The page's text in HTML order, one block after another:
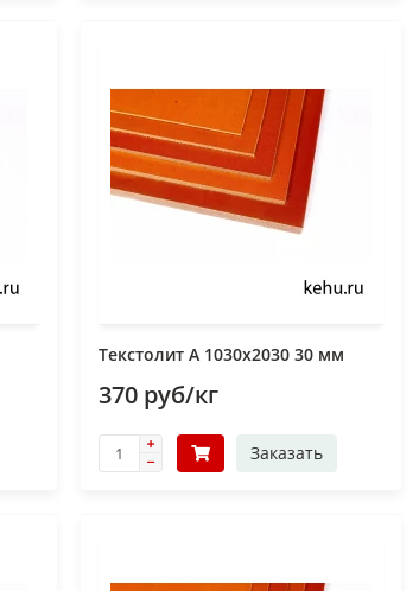
Текстолит А 1030х2030 30 мм
370 руб/кг
Заказать